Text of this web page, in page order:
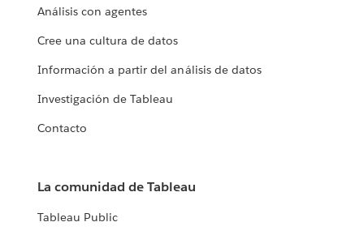
Análisis con agentes
Cree una cultura de datos
Información a partir del análisis de datos
Investigación de Tableau
Contacto
La comunidad de Tableau
Tableau Public